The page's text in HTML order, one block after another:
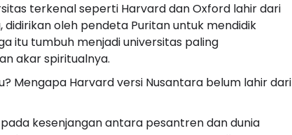
terkenal seperti Harvard dan Oxford lahir dari
oleh pendeta Puritan untuk mendidik
itu tumbuh menjadi universitas paling
akar spiritualnya.
Mengapa Harvard versi Nusantara belum lahir dari
kesenjangan antara pesantren dan dunia